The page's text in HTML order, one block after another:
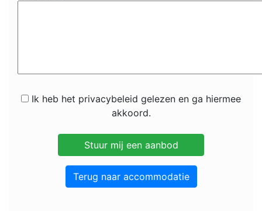
Ik heb het privacybeleid gelezen en ga hiermee
akkoord.
Terug naar accommodatie